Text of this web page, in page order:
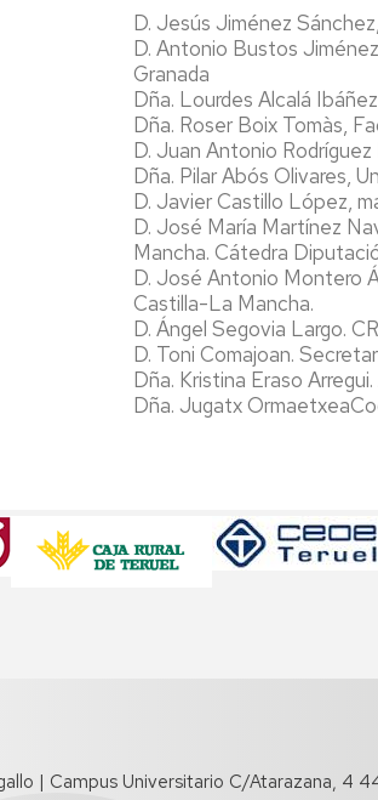
D. Jesús Jiménez
D. Antonio Bustos
Granada
Dña. Lourdes Alcalá
Dña. Roser Boix Tomàs,
D. Juan Antonio
Dña. Pilar Abós Olivares,
D. Javier Castillo López,
D. José María Martínez
Mancha. Cátedra
D. José Antonio Montero
Castilla-La Mancha.
D. Ángel Segovia Largo.
D. Toni Comajoan.
Dña. Kristina Eraso
Dña. Jugatx
| Campus Universitario C/Atarazana, 4